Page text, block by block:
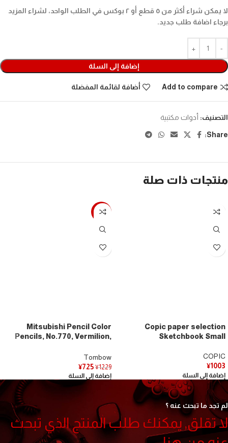
لا يمكن شراء أكثر من ٥ قطع أو ٢ بوكس في الطلب الواحد، لشراء المزيد
برجاء اضافة طلب جديد.
إضافة إلى السلة
Add to compare أضافة لقائمة المفضلة
التصنيف: أدوات مكتبية
Share:
منتجات ذات صلة
Copic paper selection
Sketchbook Small
COPIC
¥1003
إضافة إلى السلة
-41%
Mitsubishi Pencil Color
Pencils, No.770, Vermilion,
K770
Tombow
¥1229
¥725
إضافة إلى السلة
لم تجد ما تبحث عنه ؟
لا تقلق, يمكنك طلب المنتج الذي تبحث